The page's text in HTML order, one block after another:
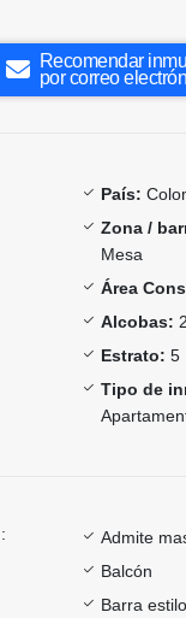
Recomendar
por correo
País:
Zona /
Mesa
Área
Alcobas: 2
Estrato: 5
Tipo de
Admite
Balcón
Barra